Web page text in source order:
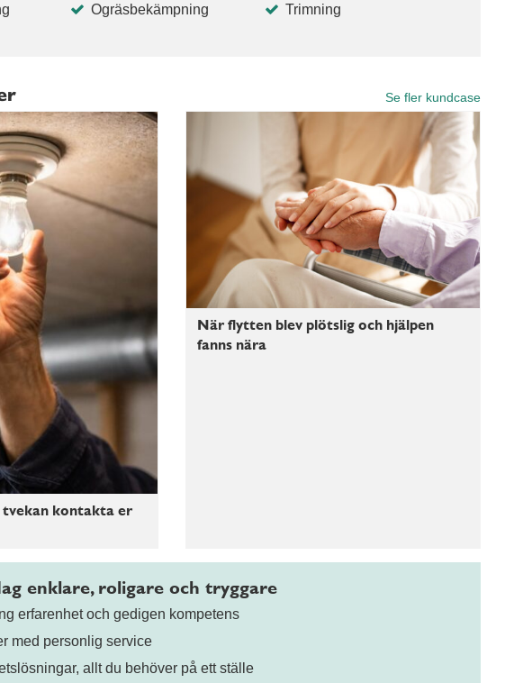
Ogräsbekämpning
Trimning
Se fler kundcase
tvekan kontakta er
När flytten blev plötslig och hjälpen
fanns nära
enklare, roligare och tryggare
erfarenhet och gedigen kompetens
med personlig service
allt du behöver på ett ställe